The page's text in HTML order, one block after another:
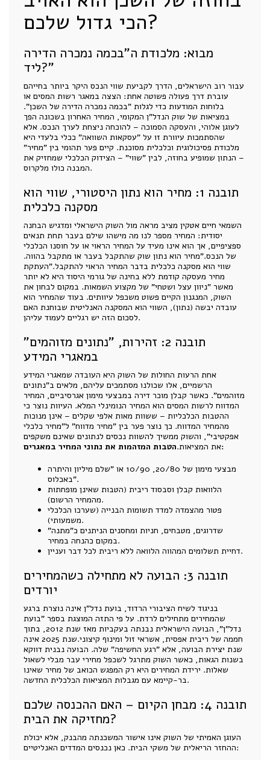
הכי גדול שלכם?
מבוא: מלכודת ה"בכמה נמכרה הדירה
ליד?"
עבור רוב הישראלים, הדרך לקביעת שווי הנכס היקר ביותר בחייהם
עוברת דרך פעולה פשוטה אחת: הצצה במאגר רשות המסים או
בלוחות המודעות כדי לגלות "בכמה נמכרה הדירה של השכן".
במציאות של שוק הנדל"ן המקומי, המחיר האחרון בשכונה הפך
לעוגן אלוהי, והעסקה הסמוכה – להוכחה ניצחת לערך הנכס. אלא
שהסתמכות עיוורת זו על "עסקאות השוואה" ככלי בלעדי היא
מלכודת פסיכולוגית וכלכלית מסוכנת. קיים פער תהומי בין "מחיר"
– הנתון שמופיע בחוזה, לבין "שווי" – הצידוק הכלכלי שמחזיק את
המבנה כולו מלקרוס.
תובנה 1: מחיר הוא נתון היסטורי, שווי הוא
מסקנה כלכלית
השמאי חיים אטקין מציב מראה מול השוק הישראלי ומדגיש הבחנה
יסודית: המחיר מספר לנו מה מישהו שילם בעבר תחת תנאים
ספציפיים, אך הוא אינו מעיד על המחיר הראוי או על חוסנו הכלכלי
של הנכס."מחיר הוא נתון שוק שהתקבל בעבר או מתקבל בהווה.
שווי הוא מסקנה כלכלית בדבר המחיר הראוי להתקבל."העתקת
מחיר מעסקה קודמת ללא בחינה של גורמי היסוד היא לא יותר
מאשר "ניוון עצל ושטחי" של מקצוע השמאות. במקום לבחון את
השוק, המנגנון הקיים פשוט משכפל עיוותים. בעוד שהמחיר הוא
עובדה יבשה (נתון), השווי הוא המסקנה האנליטית שבוחנת האם
לסכום הזה יש רגליים לעמוד עליהן.
תובנה 2: זהירות, "נתונים מזוהמים"
במאגרי המידע
אחת הרעות החולות של השוק היא העובדה שמאגרי המידע
הרשמיים, אלו שכולנו מסתמכים עליהם, מלאים ב"נתונים
מזוהמים". כאשר קבלן מוכר דירה במבצעי מימון אגרסיביים, המחיר
המדווח לרשות המסים הוא המחיר הנומינלי המלא. העיוות נוצר כי
ההטבות הכלכליות – ששוות מאות אלפי שקלים – אינן מנוכות
מהמחיר המדווח. כך נוצר פער בין "מחיר מדווח" ל"מחיר כלכלי
אפקטיבי", והשוק ממשיך להשוות נכסים לנתונים שאינם משקפים
את המציאות.הטבות המזהמות את נתוני המחיר במאגרים:
מבצעי מימון של 20/80, 10/90 או "שלם מיליון והיתרה
באכלוס".
הלוואות קבלן וסבסוד ריבית (הטבות שאינן מופחתות
מהמחיר הרשום).
פטור מהצמדה למדד תשומות הבנייה (שערכו הכלכלי
משמעותי).
שדרוגים, מטבחים, חניות ומחסנים הניתנים כ"מתנה"
במקום כהנחה במחיר.
דחיית תשלומים המהווה הלוואה ללא ריבית לכל דבר ועניין.
תובנה 3: הבועה לא מתחילה כשהמחירים
יורדים
בניגוד לשיח הציבורי הרדוד, בועת נדל"ן אינה נוצרת ברגע
שהמחירים מתחילים לרדת. על פי התזה המוצגת בספר "בועת
נדל"ן", הבועה הישראלית נבנתה בעקביות מאז שנת 2012, בתוך
חממה של ריבית אפסית, אשראי זול ומינוף קיצוני.שנת 2025 אינה
שנת יצירת הבועה, אלא "רגע החשיפה" שלה. הבועה נבנית דווקא
בשנות הגאות, כאשר השוק מתרגל לשכפל מחירי עבר מבלי לשאול
שאלות. ירידת המחירים היא רק המפגש הכואב של מחיר שאינו
בר-קיימא עם מגבלות המציאות הכלכלית החדשה.
תובנה 4: מבחן הקיום – האם ההכנסה שלכם
מחזיקה את הבית?
העוגן האמיתי של השוק אינו אישור המשכנתה מהבנק, אלא יכולת
ההחזר הריאלית של משקי הבית. כאן נכנסים המדדים האנליטיים: